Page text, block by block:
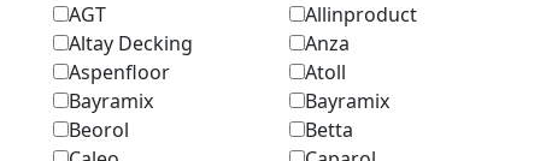
AGT
Allinproduct
Altay Decking
Anza
Aspenfloor
Atoll
Bayramix
Bayramix
Beorol
Betta